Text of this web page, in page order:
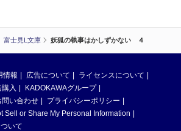
富士見L文庫 妖狐の執事はかしずかない ４
情報 広告について
ライセンスについて
入
KADOKAWAグループ
問い合わせ
プライバシーポリシー
Sell or Share My Personal Information
いて